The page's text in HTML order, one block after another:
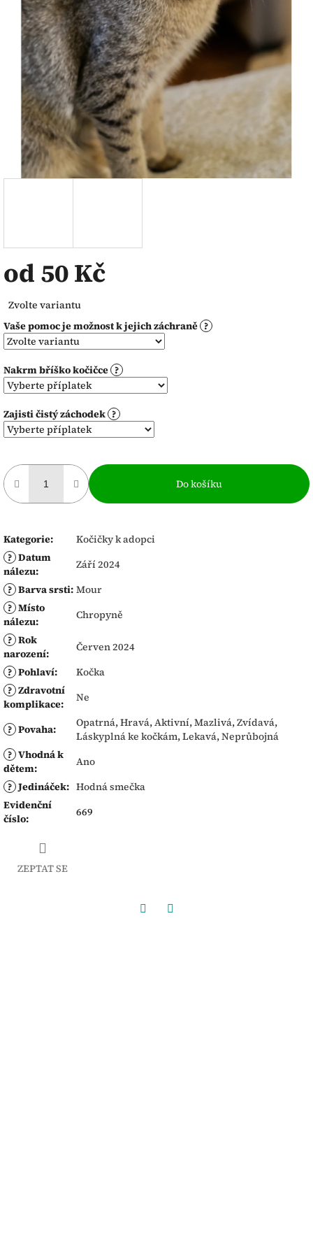
od 50 Kč
cena:
Zvolte variantu
Vaše pomoc je možnost k jejich záchraně ?
Nakrm bříško kočičce ?
Zajisti čistý záchodek ?
Do košíku
Kategorie:
Kočičky k adopci
? Datum
nálezu:
Září 2024
? Barva srsti: Mour
? Místo
nálezu:
Chropyně
? Rok
narození:
Červen 2024
? Pohlaví:
Kočka
? Zdravotní
komplikace: Ne
? Povaha: Opatrná,Hravá,Aktivní,Mazlivá,Zvídavá,
Láskyplná ke kočkám,Lekavá,Neprůbojná
? Vhodná k
dětem:
Ano
? Jedináček: Hodná smečka
Evidenční
číslo: 669
ZEPTAT SE